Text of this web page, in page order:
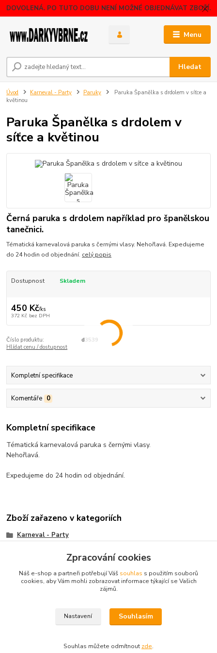
DOVOLENÁ. PO TUTO DOBU NENÍ MOŽNÉ OBJEDNÁVAT ZBOŽÍ.
Menu
Hledat
Úvod Karneval - Party Paruky
Paruka Španělka s drdolem v síťce a
květinou
Paruka Španělka s drdolem v
síťce a květinou
Černá paruka s drdolem například pro španělskou
tanečnici.
Tématická karnevalová paruka s černými vlasy. Nehořlavá. Expedujeme
do 24 hodin od objednání. celý popis
Dostupnost Skladem
450 Kč/ks
372 Kč bez DPH
Číslo produktu:
d3539
Hlídat cenu / dostupnost
Kompletní specifikace
Komentáře 0
Kompletní specifikace
Tématická karnevalová paruka s černými vlasy.
Nehořlavá.
Expedujeme do 24 hodin od objednání.
Zboží zařazeno v kategoriích
Karneval - Party
© 2003 - 2026 www.darkyvbrne.cz
© 2003 - 2026 www.darkyvbrne.cz
Zpracování cookies
Náš e-shop a partneři potřebují Váš souhlas s použitím souborů
cookies, aby Vám mohli zobrazovat informace týkající se Vašich
zájmů.
Nastavení Souhlasím
Souhlas můžete odmítnout zde.